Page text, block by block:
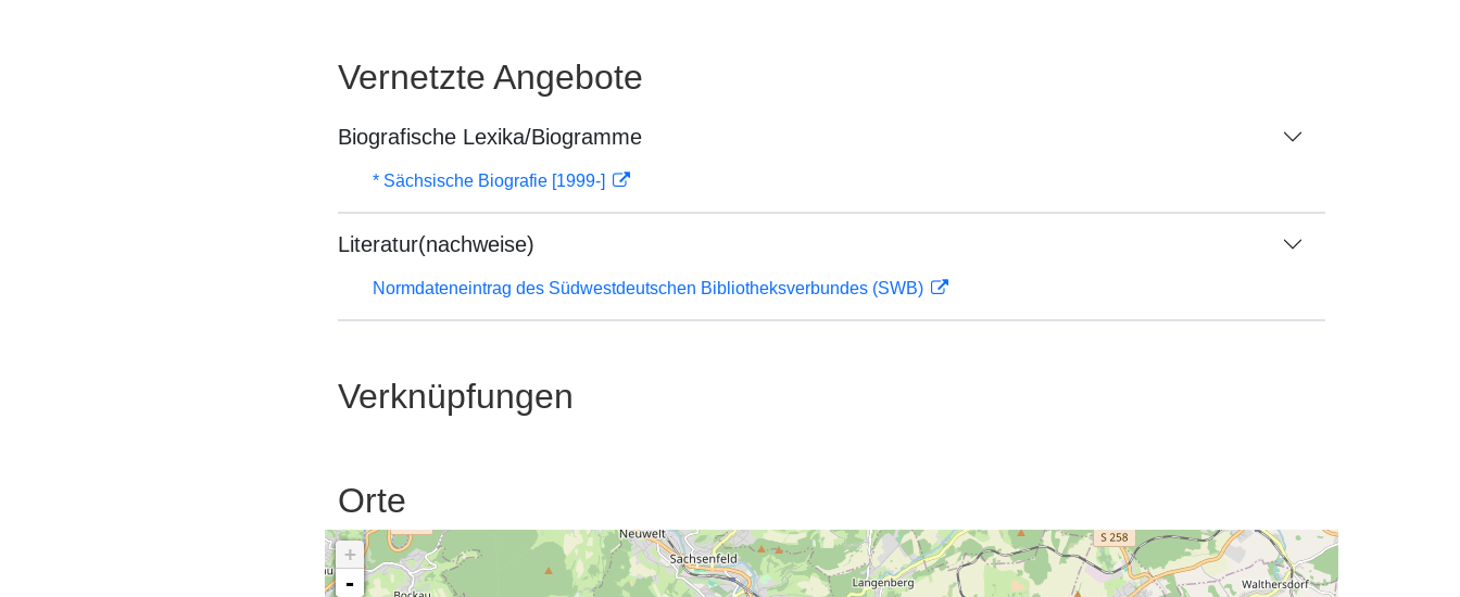
Vernetzte Angebote
Biografische Lexika/Biogramme
* Sächsische Biografie [1999-]
Literatur(nachweise)
Normdateneintrag des Südwestdeutschen Bibliotheksverbundes (SWB)
Verknüpfungen
Orte
+
-